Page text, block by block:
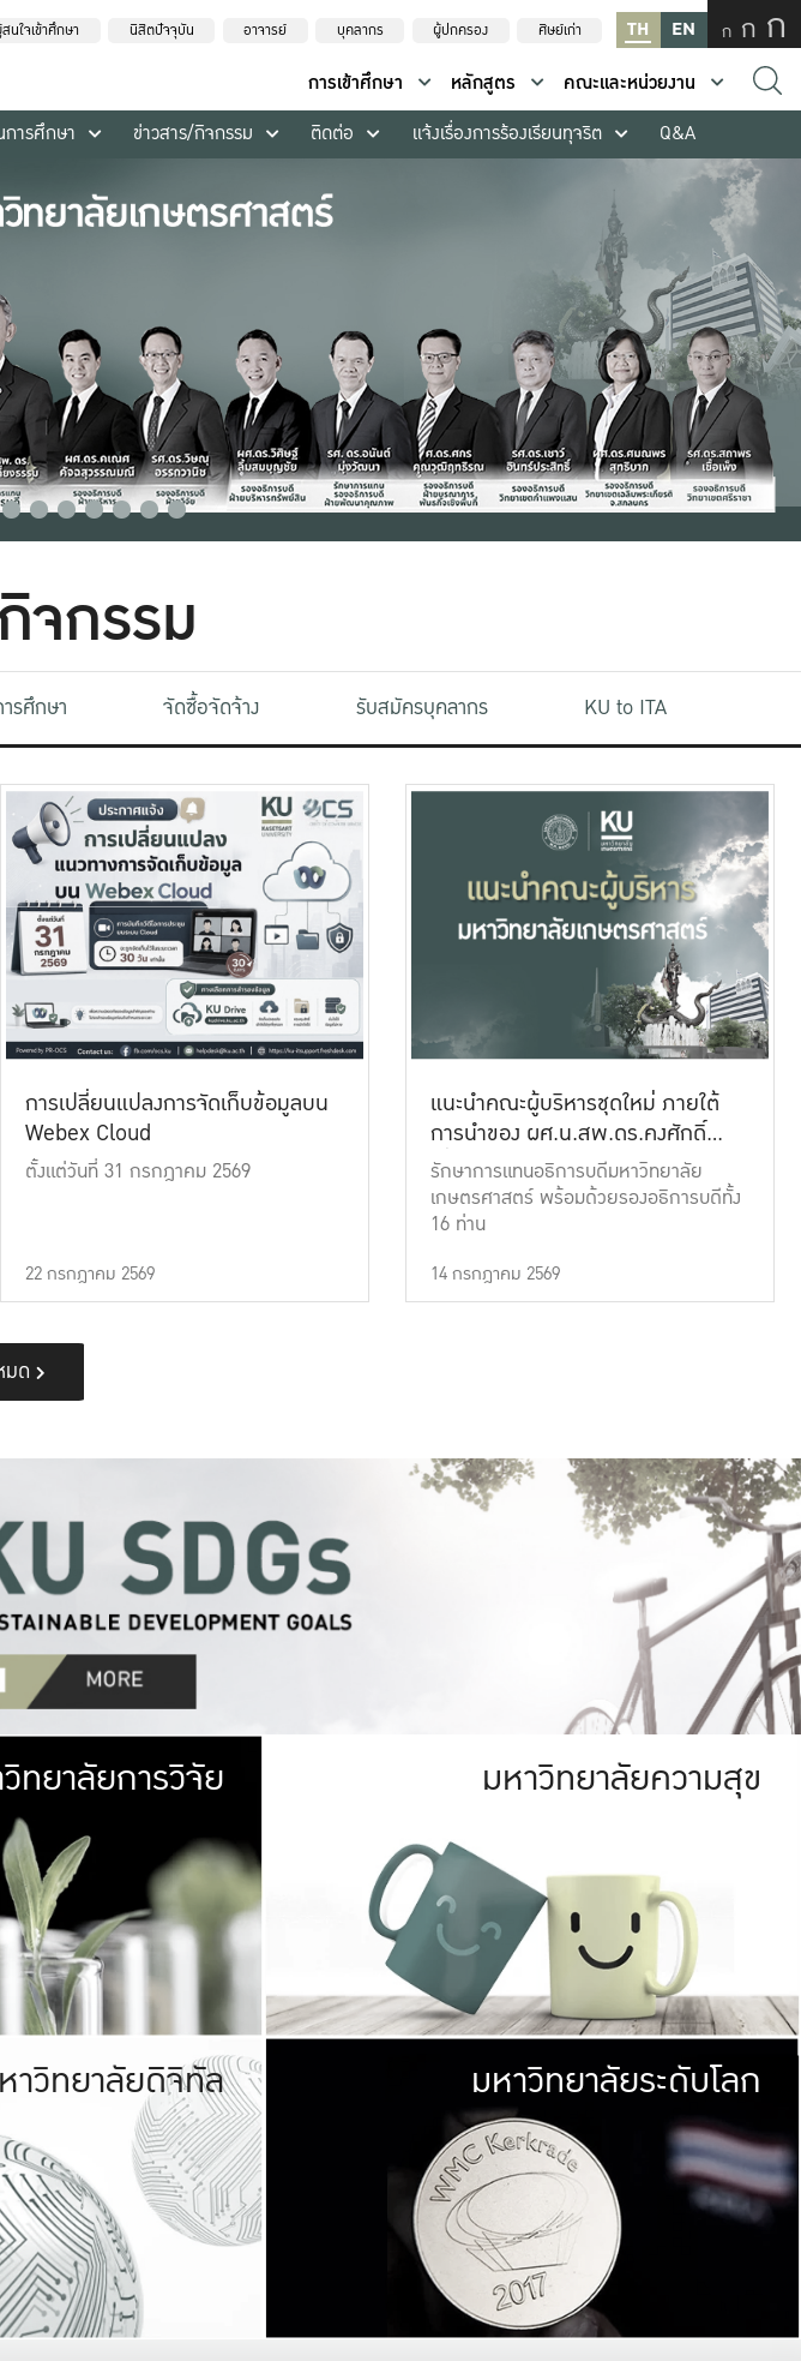
นใจเข้าศึกษา นิสิตปัจจุบัน อาจารย์ บุคลากร ผู้ปกครอง ศิษย์เก่า TH EN ก ก ก
การเข้าศึกษา หลักสูตร
คณะและหน่วยงาน
การศึกษา ข่าวสาร/กิจกรรม ติดต่อ แจ้งเรื่องการร้องเรียนทุจริต Q&A
จกรรม
รศึกษา จัดซื้อจัดจ้าง รับสมัครบุคลากร KU to ITA
การเปลี่ยนแปลงการจัดเก็บข้อมูลบน
Webex Cloud
ตั้งแต่วันที่ 31 กรกฎาคม 2569
22 กรกฎาคม 2569
แนะนำคณะผู้บริหารชุดใหม่ ภายใต้
การนำของ ผศ.น.สพ.ดร.คงศักดิ์
เที่ยงธรรม
รักษาการแทนอธิการบดีมหาวิทยาลัย
เกษตรศาสตร์ พร้อมด้วยรองอธิการบดีทั้ง
16 ท่าน
14 กรกฎาคม 2569
มด
มหาวิทยาลัย
เกษตรศาสตร์ มีพื้นที่เขียวสดใส หนาแน่น
เป็นป่าในเมือง (URBAN FOREST)
เกษตรในเมือง (URBAN AGRICULTURE)
ที่นับรวมกันได้ประมาณ 1,400 ไร่
ทยาลัยการวิจัย มหาวิทยาลัย
ให้กับประชาชน
มหาวิทยาลัยความสุข
วิทยาลัยรับผิดชอบต่อสังคม
ร่วมมือกับชุมชน เพื่อความกินดีอยู่ดี
และความสุขอย่างยั่งยืน
มองปัญหาในภาพกว้าง
แก้ไขจากปัญหาจุดเล็กๆ
าวิทยาลัยดิจิทัล มหาวิทยา
พร้อมที่จ
และผลักดันในการใช้ระบบส
เพื่อการทำงานแ
มหาวิทยาลัยระดับโลก